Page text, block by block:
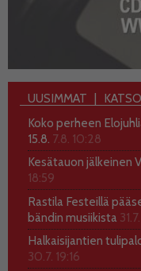
UUSIMMAT
Koko perheen
15.8. 7.8. 10:28
Kesätauon jälkeinen
18:59
Rastila Festeillä
bändin musiikista
Halkaisijantien
30.7. 19:16